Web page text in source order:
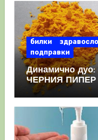
билки
подправки
Динамично
ЧЕРНИЯ ПИПЕР
комбинация